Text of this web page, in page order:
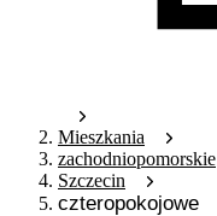
Mieszkania
zachodniopomorskie
Szczecin
czteropokojowe